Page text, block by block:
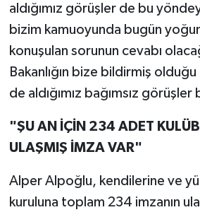
aldığımız görüşler de bu
bizim kamuoyunda bugün
konuşulan sorunun cevabı
Bakanlığın bize bildirmiş
de aldığımız bağımsız
"ŞU AN İÇİN 234 ADET
ULAŞMIŞ İMZA VAR"
Alper Alpoğlu, kendilerine ve
kuruluna toplam 234 imzanın